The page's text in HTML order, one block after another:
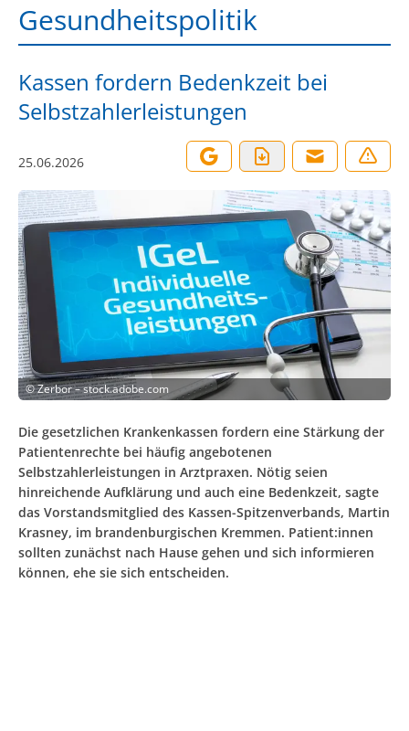
Gesundheitspolitik
Kassen fordern Bedenkzeit bei
Selbstzahlerleistungen
25.06.2026
©Zerbor – stock.adobe.com
Die gesetzlichen Krankenkassen fordern eine Stärkung der
Patientenrechte bei häufig angebotenen
Selbstzahlerleistungen in Arztpraxen. Nötig seien
hinreichende Aufklärung und auch eine Bedenkzeit, sagte
das Vorstandsmitglied des Kassen-Spitzenverbands, Martin
Krasney, im brandenburgischen Kremmen. Patient:innen
sollten zunächst nach Hause gehen und sich informieren
können, ehe sie sich entscheiden.